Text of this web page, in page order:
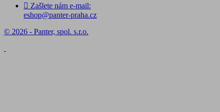
 Zašlete nám e-mail:
eshop@panter-praha.cz
© 2026 - Panter, spol. s.r.o.